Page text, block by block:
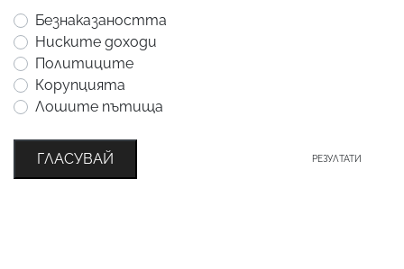
Безнаказаността
Ниските доходи
Политиците
Корупцията
Лошите пътища
ГЛАСУВАЙ РЕЗУЛТАТИ